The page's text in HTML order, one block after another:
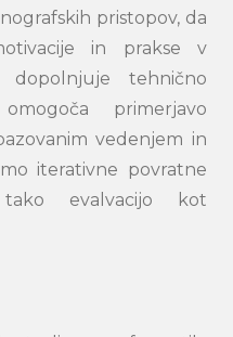
pristopov, da
in prakse v
dopolnjuje tehnično
primerjavo
vedenjem in
iterativne povratne
evalvacijo kot